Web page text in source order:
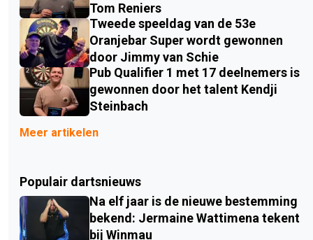
Tom Reniers
Tweede speeldag van de 53e
Oranjebar Super wordt gewonnen
door Jimmy van Schie
Pub Qualifier 1 met 17 deelnemers is
gewonnen door het talent Kendji
Steinbach
Meer artikelen
Populair dartsnieuws
Na elf jaar is de nieuwe bestemming
bekend: Jermaine Wattimena tekent
bij Winmau